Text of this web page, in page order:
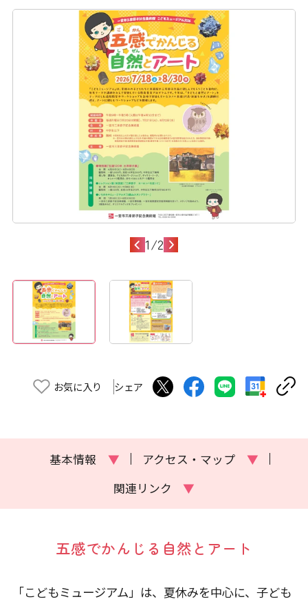
1/2
お気に入り シェア
基本情報 ▼ アクセス・マップ
▼
関連リンク
▼
五感でかんじる自然とアート
「こどもミュージアム」は、夏休みを中心に、子ども